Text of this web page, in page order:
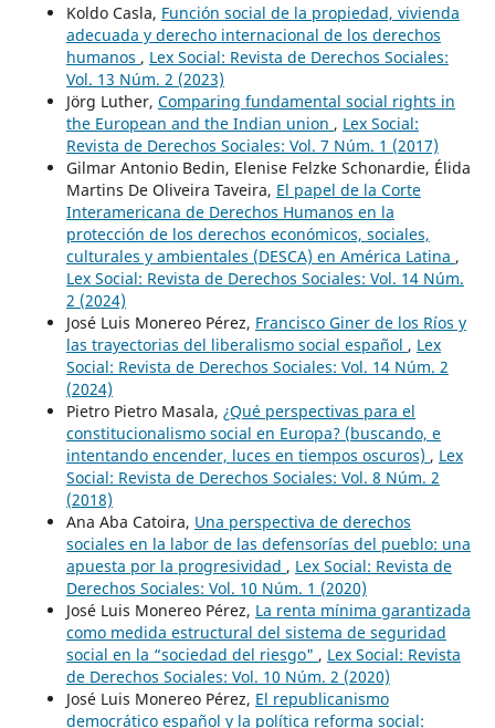
Koldo Casla, Función social de la propiedad, vivienda
adecuada y derecho internacional de los derechos
humanos , Lex Social: Revista de Derechos Sociales:
Vol. 13 Núm. 2 (2023)
Jörg Luther, Comparing fundamental social rights in
the European and the Indian union , Lex Social:
Revista de Derechos Sociales: Vol. 7 Núm. 1 (2017)
Gilmar Antonio Bedin, Elenise Felzke Schonardie, Élida
Martins De Oliveira Taveira, El papel de la Corte
Interamericana de Derechos Humanos en la
protección de los derechos económicos, sociales,
culturales y ambientales (DESCA) en América Latina ,
Lex Social: Revista de Derechos Sociales: Vol. 14 Núm.
2 (2024)
José Luis Monereo Pérez, Francisco Giner de los Ríos y
las trayectorias del liberalismo social español , Lex
Social: Revista de Derechos Sociales: Vol. 14 Núm. 2
(2024)
Pietro Pietro Masala, ¿Qué perspectivas para el
constitucionalismo social en Europa? (buscando, e
intentando encender, luces en tiempos oscuros) , Lex
Social: Revista de Derechos Sociales: Vol. 8 Núm. 2
(2018)
Ana Aba Catoira, Una perspectiva de derechos
sociales en la labor de las defensorías del pueblo: una
apuesta por la progresividad , Lex Social: Revista de
Derechos Sociales: Vol. 10 Núm. 1 (2020)
José Luis Monereo Pérez, La renta mínima garantizada
como medida estructural del sistema de seguridad
social en la “sociedad del riesgo" , Lex Social: Revista
de Derechos Sociales: Vol. 10 Núm. 2 (2020)
José Luis Monereo Pérez, El republicanismo
democrático español y la política reforma social: